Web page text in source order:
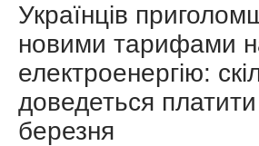
Українців
новими тарифами
електроенергію:
доведеться
березня